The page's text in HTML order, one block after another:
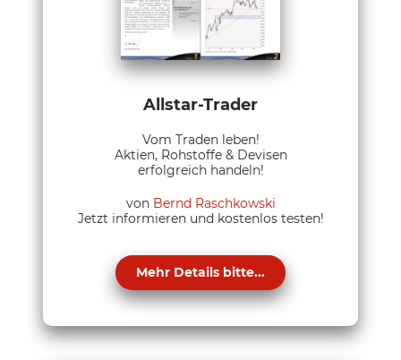
Allstar-Trader
Vom Traden leben!
Aktien, Rohstoffe & Devisen
erfolgreich handeln!
von Bernd Raschkowski
Jetzt informieren und kostenlos testen!
Mehr Details bitte...